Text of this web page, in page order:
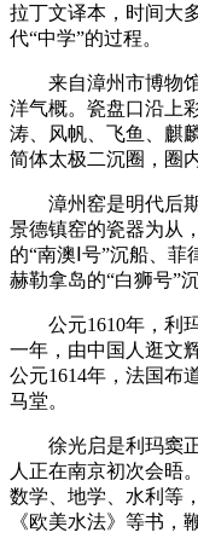
拉丁文译本，时间大
代“中学”的过程。
来自漳州市博物馆
洋气概。瓷盘口沿上
涛、风帆、飞鱼、麒
简体太极二沉圈，圈
漳州窑是明代后期
景德镇窑的瓷器为从
的“南澳Ⅰ号”沉船、
赫勒拿岛的“白狮号”
公元1610年，利玛
一年，由中国人逛文
公元1614年，法国布
马堂。
徐光启是利玛窦正
人正在南京初次会晤
数学、地学、水利等
《欧美水法》等书，